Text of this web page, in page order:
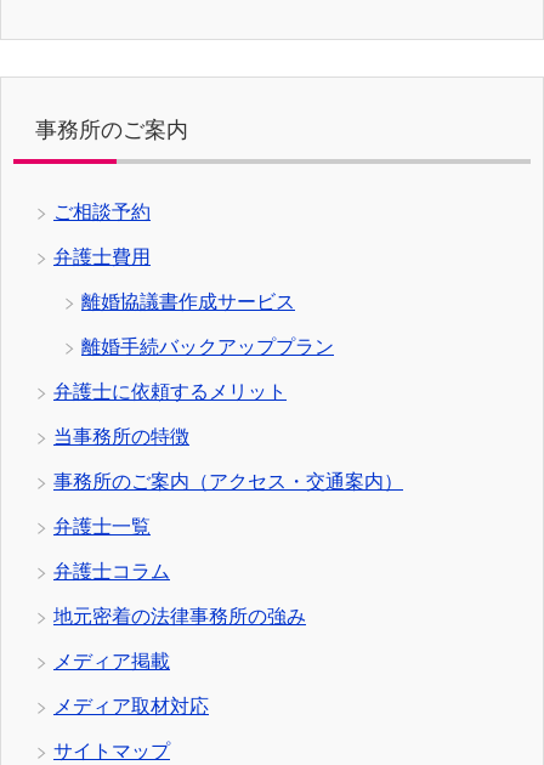
事務所のご案内
ご相談予約
弁護士費用
離婚協議書作成サービス
離婚手続バックアッププラン
弁護士に依頼するメリット
当事務所の特徴
事務所のご案内（アクセス・交通案内）
弁護士一覧
弁護士コラム
地元密着の法律事務所の強み
メディア掲載
メディア取材対応
サイトマップ